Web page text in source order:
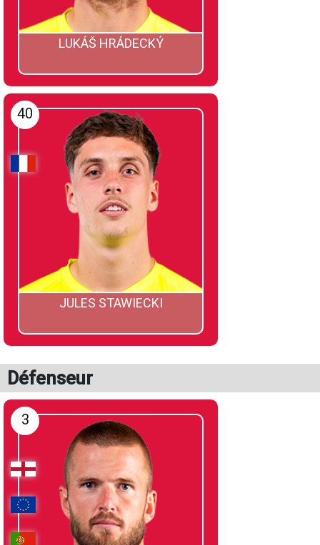
LUKÁŠ HRÁDECKÝ
40
JULES STAWIECKI
Défenseur
3